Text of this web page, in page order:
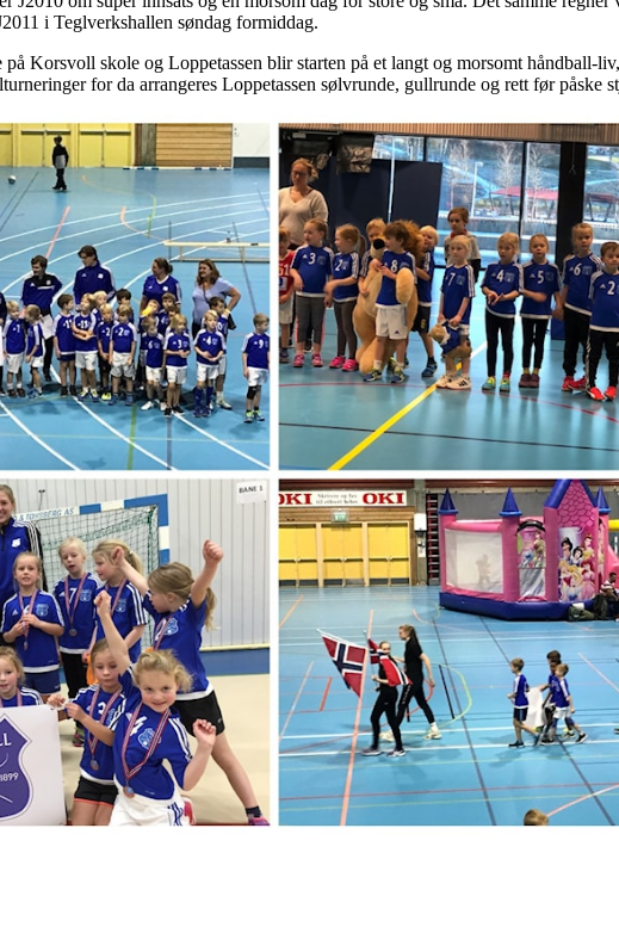
i Teglverkshallen søndag formiddag.
Korsvoll skole og Loppetassen blir starten på et langt og morsomt håndball-
for da arrangeres Loppetassen sølvrunde, gullrunde og rett før påske